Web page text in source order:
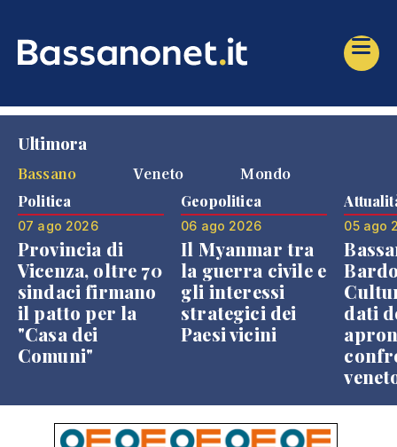
Ultimora
Bassano
Veneto Mondo
Politica
07 ago 2026
Provincia di
Vicenza, oltre 70
sindaci firmano
il patto per la
"Casa dei
Comuni"
Geopolitica
06 ago 2026
Il Myanmar tra
la guerra civile e
gli interessi
strategici dei
Paesi vicini
05 ago
dati